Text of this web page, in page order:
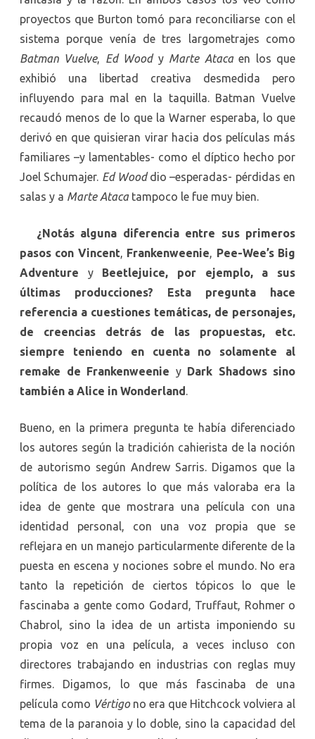
proyectos que Burton tomó para reconciliarse con el
sistema porque venía de tres largometrajes como
Batman Vuelve, Ed Woody Marte Atacaen los que
exhibió una libertad creativa desmedida pero
influyendo para mal en la taquilla. Batman Vuelve
recaudó menos de lo que la Warner esperaba, lo que
derivó en que quisieran virar hacia dos películas más
familiares –y lamentables- como el díptico hecho por
Joel Schumajer. Ed Wooddio –esperadas- pérdidas en
salas y a Marte Atacatampoco le fue muy bien.
¿Notás alguna diferencia entre sus primeros
pasos con Vincent, Frankenweenie, Pee-Wee’s Big
Adventure y Beetlejuice, por ejemplo, a sus
últimas producciones? Esta pregunta hace
referencia a cuestiones temáticas, de personajes,
de creencias detrás de las propuestas, etc.
siempre teniendo en cuenta no solamente al
remake de Frankenweenie y Dark Shadows sino
también a Alice in Wonderland.
Bueno, en la primera pregunta te había diferenciado
los autores según la tradición cahierista de la noción
de autorismo según Andrew Sarris. Digamos que la
política de los autores lo que más valoraba era la
idea de gente que mostrara una película con una
identidad personal, con una voz propia que se
reflejara en un manejo particularmente diferente de la
puesta en escena y nociones sobre el mundo. No era
tanto la repetición de ciertos tópicos lo que le
fascinaba a gente como Godard, Truffaut, Rohmer o
Chabrol, sino la idea de un artista imponiendo su
propia voz en una película, a veces incluso con
directores trabajando en industrias con reglas muy
firmes. Digamos, lo que más fascinaba de una
película como Vértigono era que Hitchcock volviera al
tema de la paranoia y lo doble, sino la capacidad del